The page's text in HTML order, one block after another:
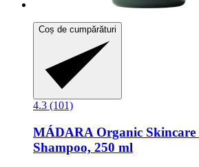
Coș de cumpărături
4.3 (101)
MÁDARA Organic Skincare
Shampoo, 250 ml